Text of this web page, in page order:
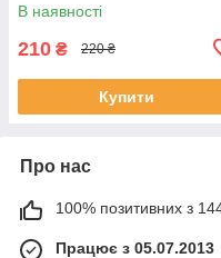
В наявності
210 ₴ 220 ₴
Купити
Про нас
100% позитивних з 144
Працює з 05.07.2013